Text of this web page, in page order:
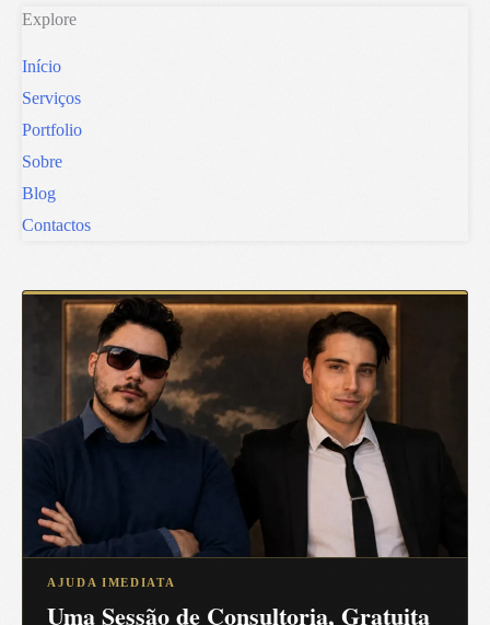
Explore
Início
Serviços
Portfolio
Sobre
Blog
Contactos
AJUDA IMEDIATA
Uma Sessão de Consultoria, Gratuita